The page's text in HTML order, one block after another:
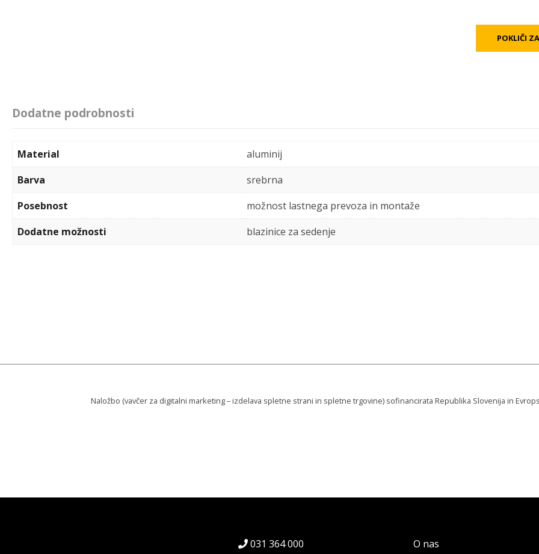
POKLIČI
Dodatne podrobnosti
Material
aluminij
Barva
srebrna
Posebnost
možnost lastnega prevoza in montaže
Dodatne možnosti
blazinice za sedenje
Naložbo (vavčer za digitalni marketing – izdelava spletne strani in spletne trgovine) sofinancirata Republika Slovenija in
031 364 000 O nas